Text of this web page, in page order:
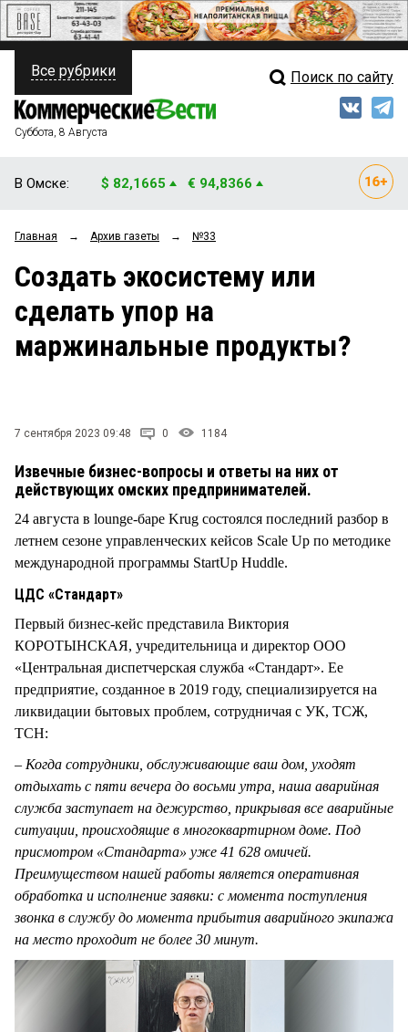
ПОЛИТИКА
ФИНАНСЫ
ОБЩЕСТВО
ЗАКОН
НОВОСТИ КОМПАНИЙ
Свежий выпуск
Рейтинги
Архив
Все рубрики Поиск по сайту
Суббота, 8 Августа
В Омске: $ 82,1665 € 94,8366
Главная → Архив газеты → №33
Создать экосистему или
сделать упор на
маржинальные продукты?
7 сентября 2023 09:48 0 1184
Извечные бизнес-вопросы и ответы на них от
действующих омских предпринимателей.
24 августа в lounge-баре Krug состоялся последний разбор в
летнем сезоне управленческих кейсов Scale Up по методике
международной программы StartUp Huddle.
ЦДС «Стандарт»
Первый бизнес-кейс представила Виктория
КОРОТЫНСКАЯ, учредительница и директор ООО
«Центральная диспетчерская служба «Стандарт». Ее
предприятие, созданное в 2019 году, специализируется на
ликвидации бытовых проблем, сотрудничая с УК, ТСЖ,
ТСН:
– Когда сотрудники, обслуживающие ваш дом, уходят
отдыхать с пяти вечера до восьми утра, наша аварийная
служба заступает на дежурство, прикрывая все аварийные
ситуации, происходящие в многоквартирном доме. Под
присмотром «Стандарта» уже 41 628 омичей.
Преимуществом нашей работы является оперативная
обработка и исполнение заявки: с момента поступления
звонка в службу до момента прибытия аварийного экипажа
на место проходит не более 30 минут.